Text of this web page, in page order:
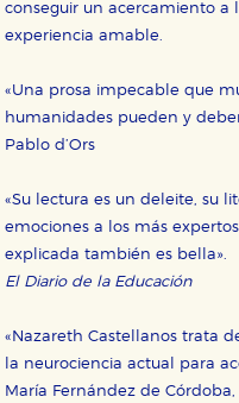
conseguir un acercamiento a
experiencia amable.
«Una prosa impecable que
humanidades pueden y
Pablo d’Ors
«Su lectura es un deleite, su
emociones a los más
explicada también es bella».
El Diario de la Educación
«Nazareth Castellanos trata
la neurociencia actual para
María Fernández de Córdoba,
Cookies necesarias
Estas cookies son